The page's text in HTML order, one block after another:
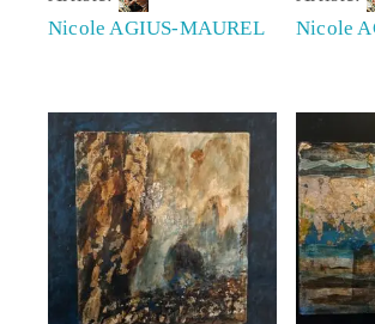
Nicole AGIUS-MAUREL
Nicole